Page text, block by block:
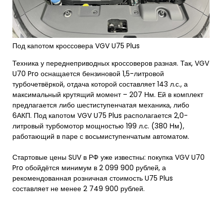
Под капотом кроссовера VGV U75 Plus
Техника у переднеприводных кроссоверов разная. Так, VGV
U70 Pro оснащается бензиновой 1,5-литровой
турбочетвёркой, отдача которой составляет 143 л.с., а
максимальный крутящий момент – 207 Нм. Ей в комплект
предлагается либо шестиступенчатая механика, либо
6АКП. Под капотом VGV U75 Plus располагается 2,0-
литровый турбомотор мощностью 199 л.с. (380 Нм),
работающий в паре с восьмиступенчатым автоматом.
Стартовые цены SUV в РФ уже известны: покупка VGV U70
Pro обойдётся минимум в 2 099 900 рублей, а
рекомендованная розничная стоимость U75 Plus
составляет не менее 2 749 900 рублей.